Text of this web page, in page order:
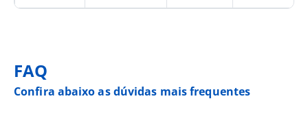
FAQ
Confira abaixo as dúvidas mais frequentes